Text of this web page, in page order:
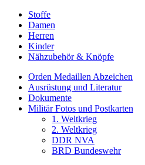
Stoffe
Damen
Herren
Kinder
Nähzubehör & Knöpfe
Orden Medaillen Abzeichen
Ausrüstung und Literatur
Dokumente
Militär Fotos und Postkarten
1. Weltkrieg
2. Weltkrieg
DDR NVA
BRD Bundeswehr